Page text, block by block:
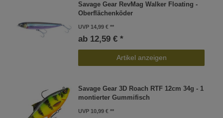
Savage Gear RevMag Walker Floating -
Oberflächenköder
UVP 14,99 €
ab 12,59 € *
Artikel anzeigen
Savage Gear 3D Roach RTF 12cm 34g - 1
montierter Gummifisch
UVP 10,99 €